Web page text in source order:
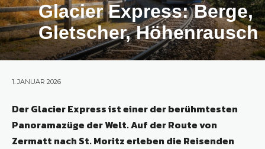
Glacier Express: Berge,
Gletscher, Höhenrausch
1. JANUAR 2026
Der Glacier Express ist einer der berühmtesten
Panoramazüge der Welt. Auf der Route von
Zermatt nach St. Moritz erleben die Reisenden